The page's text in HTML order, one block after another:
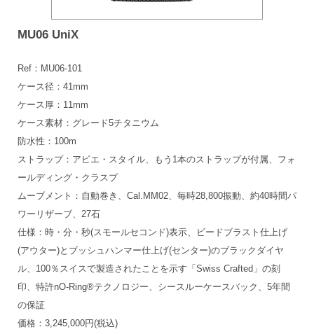
MU06 UniX
Ref：MU06-101
ケース径：41mm
ケース厚：11mm
ケース素材：グレード5チタニウム
防水性：100m
ストラップ：アビエ・スタイル、もう1本のストラップが付属、フォ
ールディング・クラスプ
ムーブメント：自動巻き、Cal.MM02、毎時28,800振動、約40時間パ
ワーリザーブ、27石
仕様：時・分・秒(スモールセコンド)表示、ビードブラスト仕上げ
(アウター)とブッシュハンマー仕上げ(センター)のブラックダイヤ
ル、100％スイスで製造されたことを示す「Swiss Crafted」の刻
印、特許nO-Ring®テクノロジー、シースルーケースバック、5年間
の保証
価格：3,245,000円(税込)